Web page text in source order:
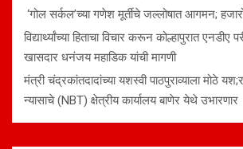
‘गोल सर्कल’च्या गणेश मूर्तीचे जल्लोषात आगमन;
विद्यार्थ्यांच्या हिताचा विचार करून कोल्हापुरात
खासदार धनंजय महाडिक यांची मागणी
मंत्री चंद्रकांतदादांच्या यशस्वी पाठपुराव्याला मोठे
न्यासाचे (NBT) क्षेत्रीय कार्यालय बाणेर येथे उभारणार